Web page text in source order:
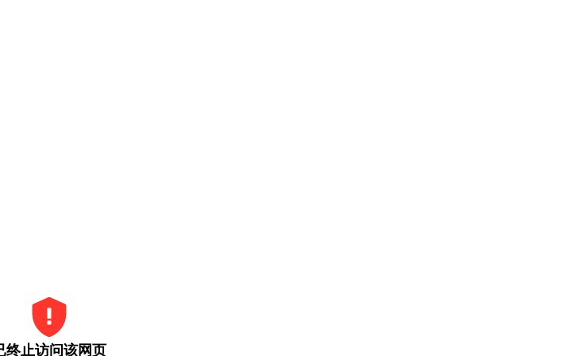
终止访问该网页